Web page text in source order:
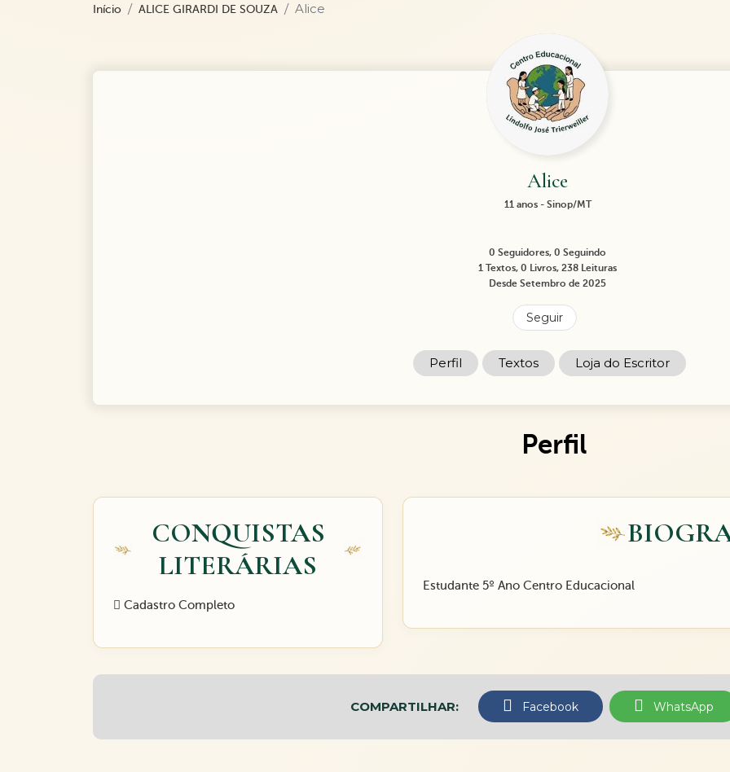
Início ALICE GIRARDI DE SOUZA Alice
Alice
11 anos - Sinop/MT
0 Seguidores, 0 Seguindo
1 Textos, 0 Livros, 238 Leituras
Desde Setembro de 2025
Seguir
Perfil Textos Loja do Escritor
Perfil
CONQUISTAS
LITERÁRIAS
Cadastro Completo
Estudante 5º Ano Centro Educacional
COMPARTILHAR: Facebook WhatsApp